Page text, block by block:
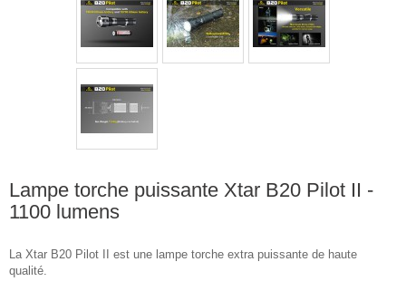
Lampe torche puissante Xtar B20 Pilot II -
1100 lumens
La Xtar B20 Pilot II est une lampe torche extra puissante de haute
qualité.